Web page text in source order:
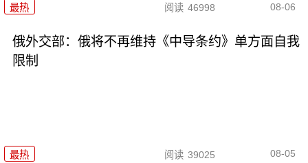
最热 阅读 46998 08-06
俄外交部：俄将不再维持《中导条约》单方面自我
限制
最热 阅读 39025 08-05